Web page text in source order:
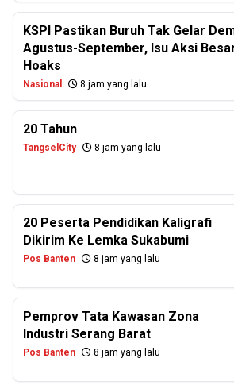
KSPI Pastikan Buruh Tak Gelar
Agustus-September, Isu Aksi
Hoaks
Nasional 8 jam yang lalu
20 Tahun
TangselCity 8 jam yang lalu
20 Peserta Pendidikan Kaligrafi
Dikirim Ke Lemka Sukabumi
Pos Banten 8 jam yang lalu
Pemprov Tata Kawasan Zona
Industri Serang Barat
Pos Banten 8 jam yang lalu